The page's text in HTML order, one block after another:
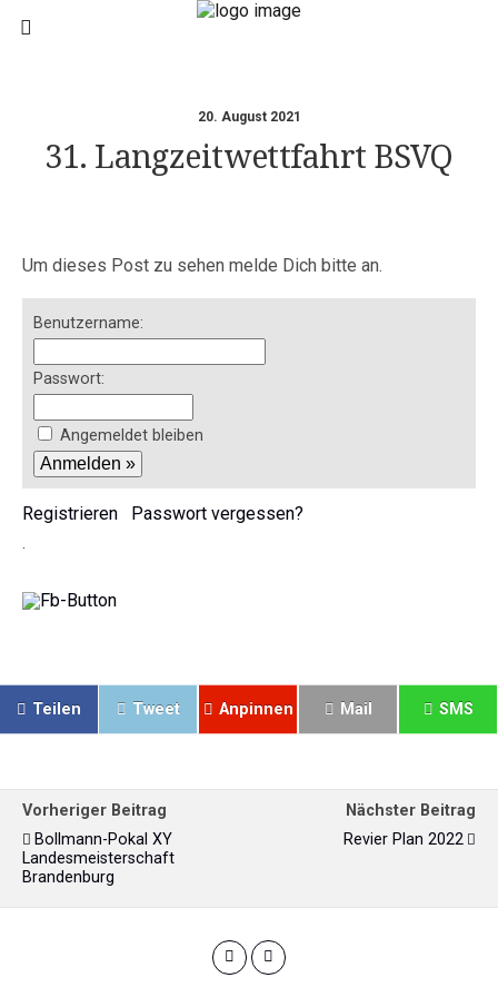
20. August 2021
31. Langzeitwettfahrt BSVQ
Um dieses Post zu sehen melde Dich bitte an.
Benutzername:
Passwort:
Angemeldet bleiben
Registrieren
Passwort vergessen?
.
Teilen Tweet Anpinnen Mail SMS
Vorheriger Beitrag
Bollmann-Pokal XY
Landesmeisterschaft
Brandenburg
Nächster Beitrag
Revier Plan 2022